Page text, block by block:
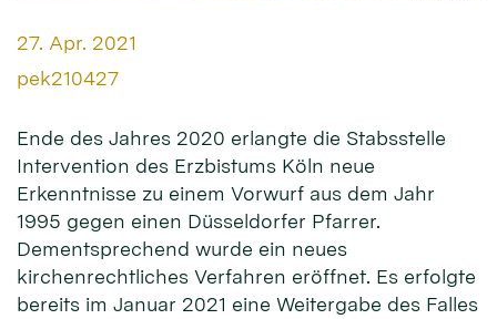
Datum:
27. Apr. 2021
Von:
pek210427
Ende des Jahres 2020 erlangte die Stabsstelle
Intervention des Erzbistums Köln neue
Erkenntnisse zu einem Vorwurf aus dem Jahr
1995 gegen einen Düsseldorfer Pfarrer.
Dementsprechend wurde ein neues
kirchenrechtliches Verfahren eröffnet. Es erfolgte
bereits im Januar 2021 eine Weitergabe des Falles